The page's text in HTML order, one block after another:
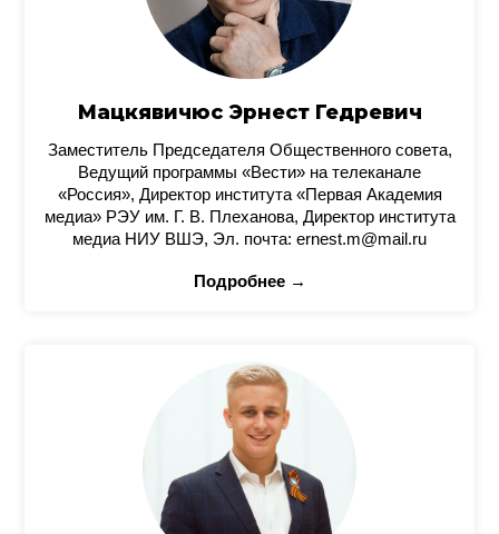
Мацкявичюс Эрнест Гедревич
Заместитель Председателя Общественного совета,
Ведущий программы «Вести» на телеканале
«Россия», Директор института «Первая Академия
медиа» РЭУ им. Г. В. Плеханова, Директор института
медиа НИУ ВШЭ, Эл. почта: ernest.m@mail.ru
Подробнее →